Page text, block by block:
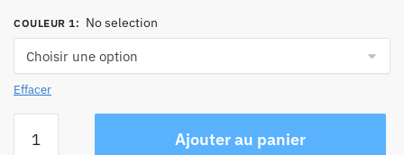
COULEUR 1: No selection
Effacer
Ajouter au panier